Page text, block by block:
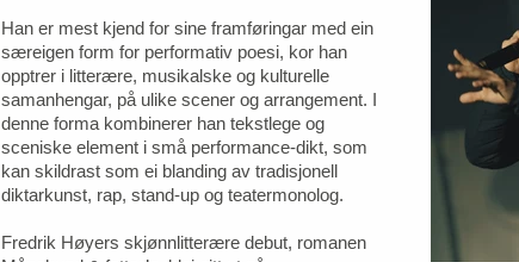
Han er mest kjend for sine framføringar med ein
særeigen form for performativ poesi, kor han
opptrer i litterære, musikalske og kulturelle
samanhengar, på ulike scener og arrangement. I
denne forma kombinerer han tekstlege og
sceniske element i små performance-dikt, som
kan skildrast som ei blanding av tradisjonell
diktarkunst, rap, stand-up og teatermonolog.
Fredrik Høyers skjønnlitterære debut, romanen